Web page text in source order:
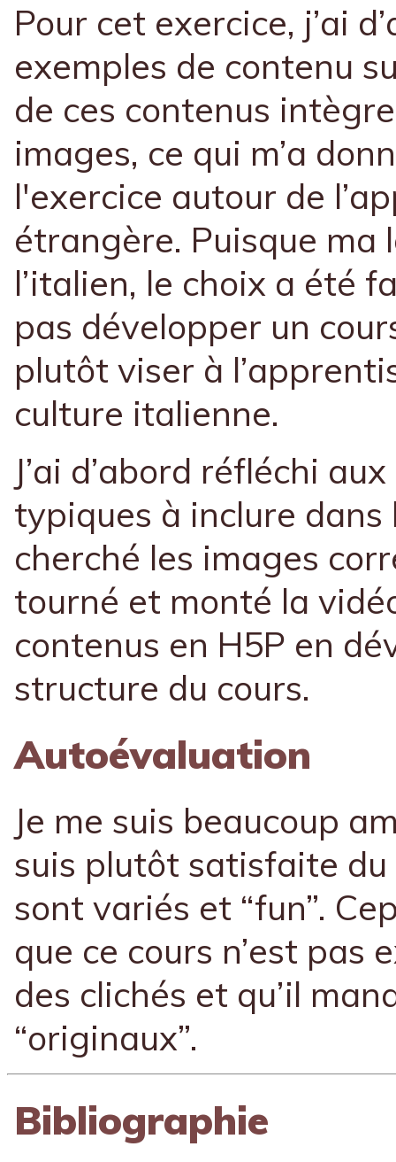
Pour cet exercice, j’ai
exemples de contenu
de ces contenus
images, ce qui m’a
l'exercice autour de
étrangère. Puisque ma
l’italien, le choix a été
pas développer un
plutôt viser à
culture italienne.
J’ai d’abord réfléchi
typiques à inclure dans
cherché les images
tourné et monté la
contenus en H5P en
structure du cours.
Autoévaluation
Je me suis beaucoup
suis plutôt satisfaite
sont variés et “fun”.
que ce cours n’est pas
des clichés et qu’il
“originaux”.
Bibliographie